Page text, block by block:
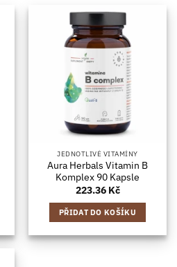
JEDNOTLIVÉ VITAMÍNY
Aura Herbals Vitamin B
Komplex 90 Kapsle
223.36 Kč
PŘIDAT DO KOŠÍKU